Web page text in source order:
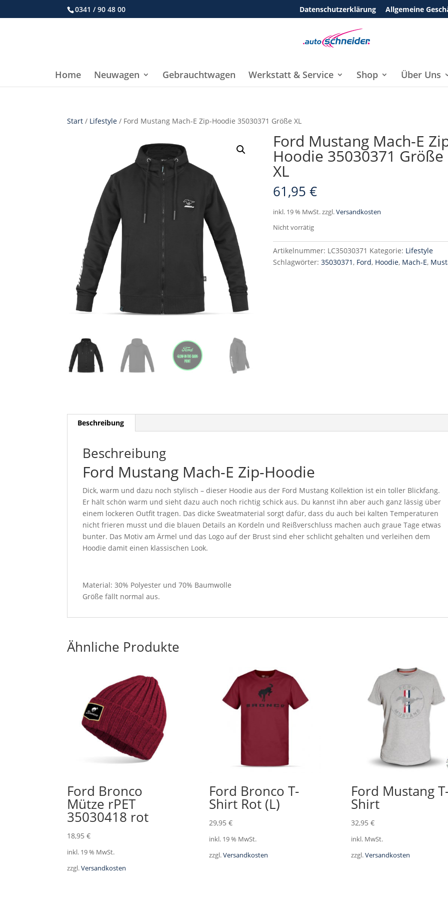
0341 / 90 48 00 Datenschutzerklärung Allgemeine
Home Neuwagen Gebrauchtwagen Werkstatt & Service Shop Über Uns
Start / Lifestyle / Ford Mustang Mach-E Zip-Hoodie 35030371 Größe XL
Ford Mustang Mach-E
Hoodie 35030371 Größe
XL
61,95€
inkl. 19 % MwSt.zzgl.Versandkosten
Nicht vorrätig
Artikelnummer: LC35030371 Kategorie: Lifestyle
Schlagwörter:35030371, Ford, Hoodie, Mach-E,
Beschreibung
Beschreibung
Ford Mustang Mach-E Zip-Hoodie
Dick, warm und dazu noch stylisch – dieser Hoodie aus der Ford Mustang Kollektion ist ein toller Blickfang.
Er hält schön warm und sieht dazu auch noch richtig schick aus. Du kannst ihn aber auch ganz lässig über
einem lockeren Outfit tragen. Das dicke Sweatmaterial sorgt dafür, dass du auch bei kalten Temperaturen
nicht frieren musst und die blauen Details an Kordeln und Reißverschluss machen auch graue Tage etwas
bunter. Das Motiv am Ärmel und das Logo auf der Brust sind eher schlicht gehalten und verleihen dem
Hoodie damit einen klassischen Look.
Material: 30% Polyester und 70% Baumwolle
Größe fällt normal aus.
Ähnliche Produkte
Ford Bronco
Mütze rPET
35030418 rot
18,95€
inkl. 19 % MwSt.
zzgl.Versandkosten
Ford Bronco T-
Shirt Rot (L)
29,95 €
inkl. 19 % MwSt.
zzgl.Versandkosten
Ford Mustang
Shirt
32,95 €
inkl. MwSt.
zzgl.Versandkosten